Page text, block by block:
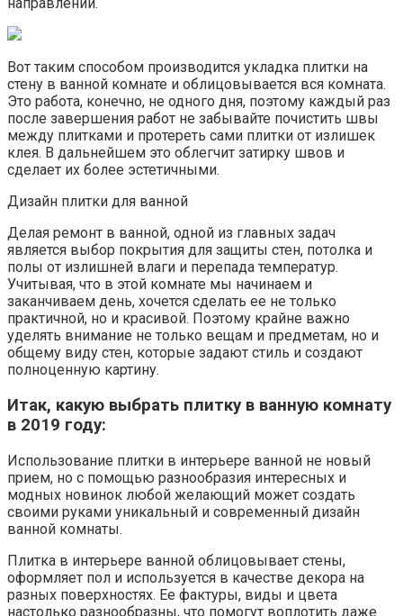
направлении.
Вот таким способом производится укладка плитки на
стену в ванной комнате и облицовывается вся комната.
Это работа, конечно, не одного дня, поэтому каждый раз
после завершения работ не забывайте почистить швы
между плитками и протереть сами плитки от излишек
клея. В дальнейшем это облегчит затирку швов и
сделает их более эстетичными.
Дизайн плитки для ванной
Делая ремонт в ванной, одной из главных задач
является выбор покрытия для защиты стен, потолка и
полы от излишней влаги и перепада температур.
Учитывая, что в этой комнате мы начинаем и
заканчиваем день, хочется сделать ее не только
практичной, но и красивой. Поэтому крайне важно
уделять внимание не только вещам и предметам, но и
общему виду стен, которые задают стиль и создают
полноценную картину.
Итак, какую выбрать плитку в ванную комнату
в 2019 году:
Использование плитки в интерьере ванной не новый
прием, но с помощью разнообразия интересных и
модных новинок любой желающий может создать
своими руками уникальный и современный дизайн
ванной комнаты.
Плитка в интерьере ванной облицовывает стены,
оформляет пол и используется в качестве декора на
разных поверхностях. Ее фактуры, виды и цвета
настолько разнообразны, что помогут воплотить даже